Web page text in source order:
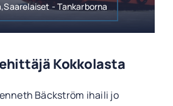
- Tankarborna
Kokkolasta
Bäckström ihaili jo